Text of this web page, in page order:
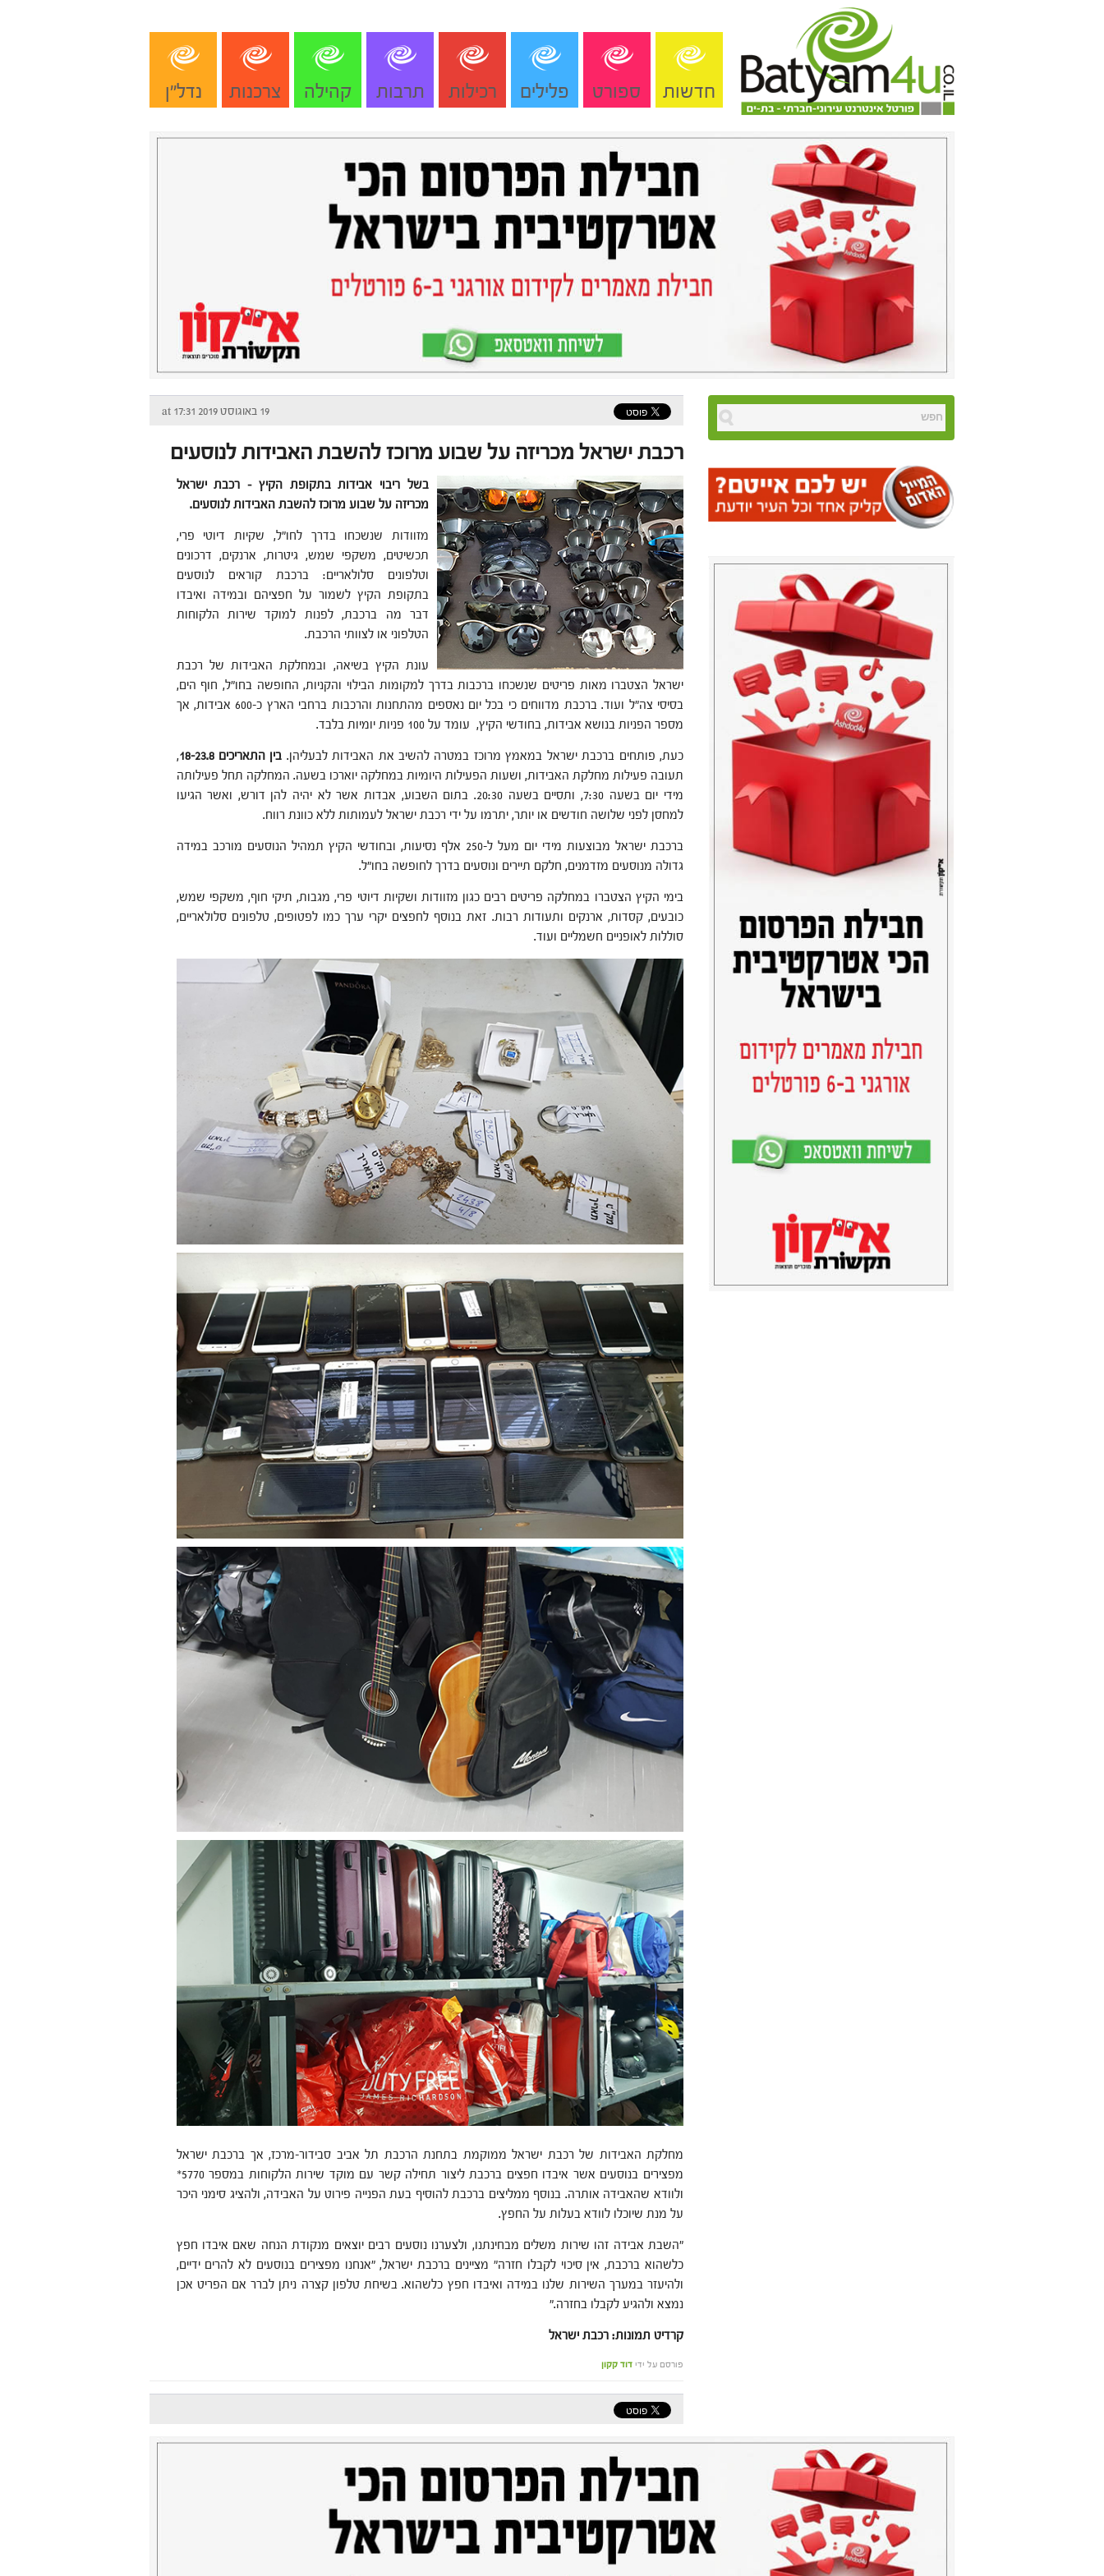
חדשות ספורט פלילים רכילות תרבות קהילה צרכנות נדל"ן
19 באוגוסט 2019 at 17:31
רכבת ישראל מכריזה על שבוע מרוכז להשבת האבידות לנוסעים
בשל ריבוי אבידות בתקופת הקיץ – רכבת ישראל
מכריזה על שבוע מרוכז להשבת האבידות לנוסעים.
מזוודות שנשכחו בדרך לחו"ל, שקיות דיוטי פרי,
תכשיטים, משקפי שמש, גיטרות, ארנקים, דרכונים
וטלפונים סלולאריים: ברכבת קוראים לנוסעים
בתקופת הקיץ לשמור על חפציהם ובמידה ואיבדו
דבר מה ברכבת, לפנות למוקד שירות הלקוחות
הטלפוני או לצוותי הרכבת.
עונת הקיץ בשיאה, ובמחלקת האבידות של רכבת
ישראל הצטברו מאות פריטים שנשכחו ברכבות בדרך למקומות הבילוי והקניות, החופשה בחו"ל, חוף הים,
בסיסי צה"ל ועוד. ברכבת מדווחים כי בכל יום נאספים מהתחנות והרכבות ברחבי הארץ כ-600 אבידות, אך
מספר הפניות בנושא אבידות, בחודשי הקיץ, עומד על 100 פניות יומיות בלבד.
כעת, פותחים ברכבת ישראל במאמץ מרוכז במטרה להשיב את האבידות לבעליהן. בין התאריכים 18-23.8
,
תעובה פעילות מחלקת האבידות, ושעות הפעילות היומיות במחלקה יוארכו בשעה. המחלקה תחל פעילותה
מידי יום בשעה 7:30, ותסיים בשעה 20:30. בתום השבוע, אבדות אשר לא יהיה להן דורש, ואשר הגיעו
למחסן לפני שלושה חודשים או יותר, יתרמו על ידי רכבת ישראל לעמותות ללא כוונת רווח.
ברכבת ישראל מבוצעות מידי יום מעל ל-250 אלף נסיעות, ובחודשי הקיץ תמהיל הנוסעים מורכב במידה
גדולה מנוסעים מזדמנים, חלקם תיירים ונוסעים בדרך לחופשה בחו"ל.
בימי הקיץ הצטברו במחלקה פריטים רבים כגון מזוודות ושקיות דיוטי פרי, מגבות, תיקי חוף, משקפי שמש,
כובעים, קסדות, ארנקים ותעודות רבות. זאת בנוסף לחפצים יקרי ערך כמו לפטופים, טלפונים סלולאריים,
סוללות לאופניים חשמליים ועוד.
מחלקת האבידות של רכבת ישראל ממוקמת בתחנת הרכבת תל אביב סבידור-מרכז, אך ברכבת ישראל
מפצירים בנוסעים אשר איבדו חפצים ברכבת ליצור תחילה קשר עם מוקד שירות הלקוחות במספר 5770*
ולוודא שהאבידה אותרה. בנוסף ממליצים ברכבת להוסיף בעת הפנייה פירוט על האבידה, ולהציג סימני היכר
על מנת שיוכלו לוודא בעלות על החפץ.
"השבת אבידה זהו שירות משלים מבחינתנו, ולצערנו נוסעים רבים יוצאים מנקודת הנחה שאם איבדו חפץ
כלשהוא ברכבת, אין סיכוי לקבלו חזרה" מציינים ברכבת ישראל, "אנחנו מפצירים בנוסעים לא להרים ידיים,
ולהיעזר במערך השירות שלנו במידה ואיבדו חפץ כלשהוא. בשיחת טלפון קצרה ניתן לברר אם הפריט אכן
נמצא ולהגיע לקבלו בחזרה."
קרדיט תמונות: רכבת ישראל
פורסם על ידי דוד קקון